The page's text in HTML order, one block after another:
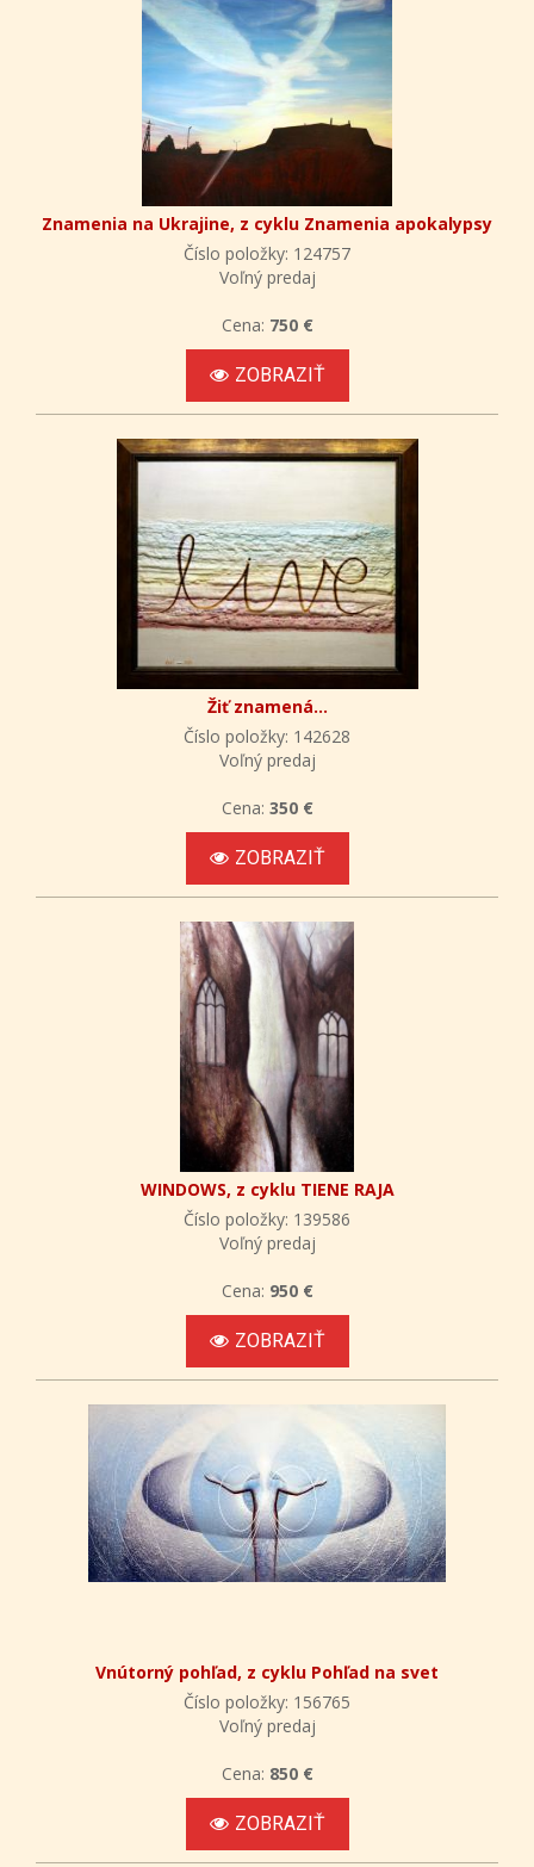
Znamenia na Ukrajine, z cyklu Znamenia apokalypsy
Číslo položky: 124757
Voľný predaj
Cena: 750 €
ZOBRAZIŤ
Žiť znamená...
Číslo položky: 142628
Voľný predaj
Cena: 350 €
ZOBRAZIŤ
WINDOWS, z cyklu TIENE RAJA
Číslo položky: 139586
Voľný predaj
Cena: 950 €
ZOBRAZIŤ
Vnútorný pohľad, z cyklu Pohľad na svet
Číslo položky: 156765
Voľný predaj
Cena: 850 €
ZOBRAZIŤ